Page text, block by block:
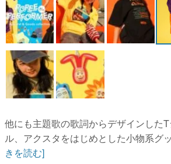
他にも主題歌の歌詞からデザインした
ル、アクスタをはじめとした小物系グ
きを読む]